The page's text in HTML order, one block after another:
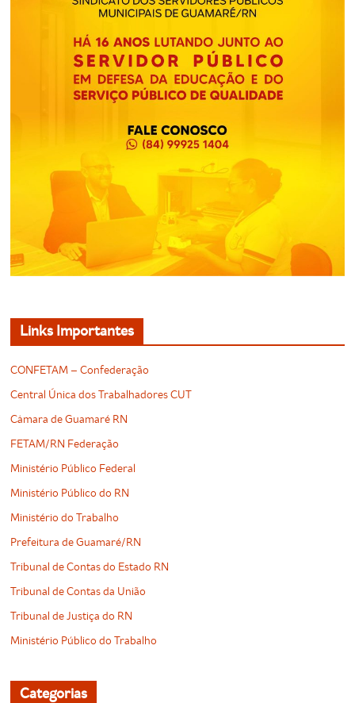
Links Importantes
CONFETAM – Confederação
Central Única dos Trabalhadores CUT
Câmara de Guamaré RN
FETAM/RN Federação
Ministério Público Federal
Ministério Público do RN
Ministério do Trabalho
Prefeitura de Guamaré/RN
Tribunal de Contas do Estado RN
Tribunal de Contas da União
Tribunal de Justiça do RN
Ministério Público do Trabalho
Categorias